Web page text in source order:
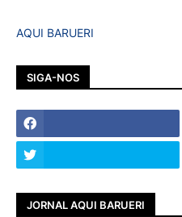
AQUI BARUERI
SIGA-NOS
JORNAL AQUI BARUERI